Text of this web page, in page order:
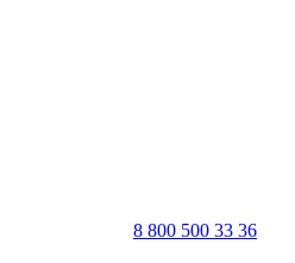
8 800 500 33 36